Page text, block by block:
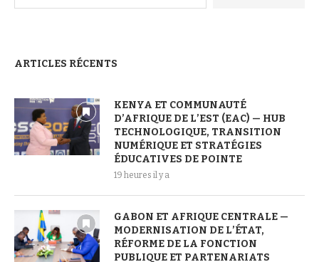
ARTICLES RÉCENTS
KENYA ET COMMUNAUTÉ
D’AFRIQUE DE L’EST (EAC) — HUB
TECHNOLOGIQUE, TRANSITION
NUMÉRIQUE ET STRATÉGIES
ÉDUCATIVES DE POINTE
19 heures il y a
GABON ET AFRIQUE CENTRALE —
MODERNISATION DE L’ÉTAT,
RÉFORME DE LA FONCTION
PUBLIQUE ET PARTENARIATS